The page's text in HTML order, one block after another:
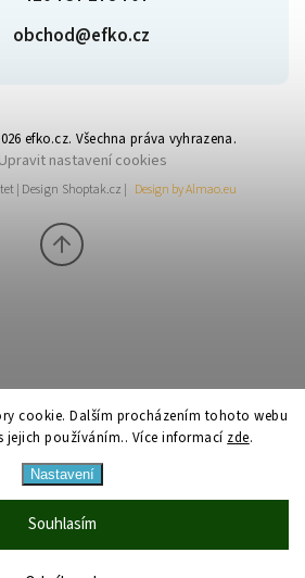
cookie. Dalším procházením tohoto webu
jejich používáním.. Více informací zde.
Nastavení
Souhlasím
obchod@efko.cz
efko.cz. Všechna práva vyhrazena.
Upravit nastavení cookies
| Design Shoptak.cz | Design by Almao.eu